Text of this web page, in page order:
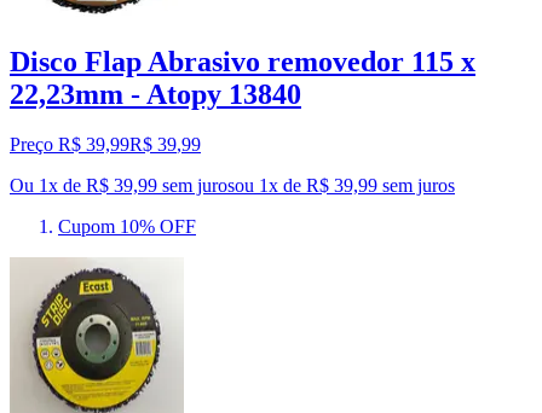
Disco Flap Abrasivo removedor 115 x
22,23mm - Atopy 13840
Preço R$ 39,99R$ 39,99
Ou 1x de R$ 39,99 sem jurosou 1x de R$ 39,99 sem juros
Cupom 10% OFF